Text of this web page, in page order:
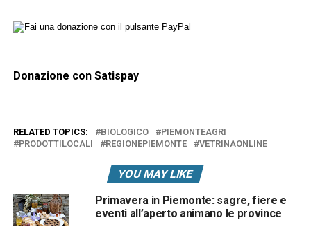
Donazione con Satispay
RELATED TOPICS: BIOLOGICO
PIEMONTEAGRI
PRODOTTILOCALI
REGIONEPIEMONTE VETRINAONLINE
YOU MAY LIKE
Primavera in Piemonte: sagre, fiere e
eventi all’aperto animano le province